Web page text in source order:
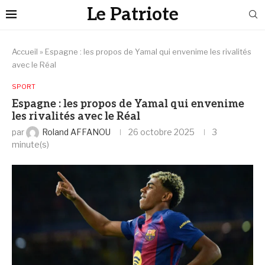
Le Patriote
Accueil » Espagne : les propos de Yamal qui envenime les rivalités
avec le Réal
SPORT
Espagne : les propos de Yamal qui envenime
les rivalités avec le Réal
par Roland AFFANOU 26 octobre 2025
3
minute(s)